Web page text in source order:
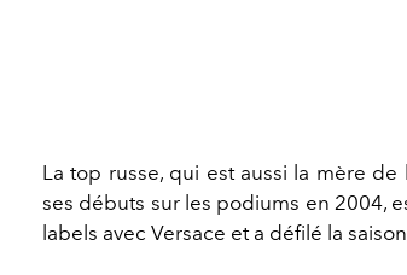
La top russe, qui est aussi la mère
ses débuts sur les podiums en 2004,
labels avec Versace et a défilé la